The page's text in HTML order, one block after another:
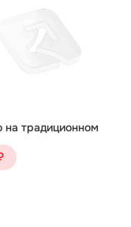
на традиционном